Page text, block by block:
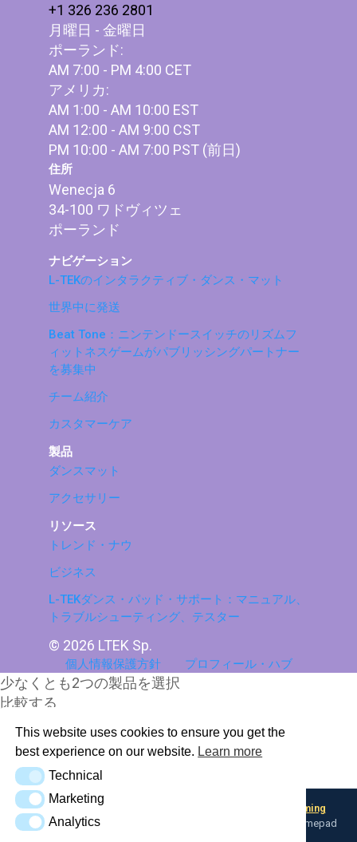
This website uses cookies to ensure you get the
best experience on our website. Learn more
Technical
Technical
Marketing
Marketing
AnalyticsAnalytics
+1 326 236 2801
月曜日 - 金曜日
ポーランド:
AM 7:00 - PM 4:00 CET
アメリカ:
AM 1:00 - AM 10:00 EST
AM 12:00 - AM 9:00 CST
PM 10:00 - AM 7:00 PST (前日)
住所
Wenecja 6
34-100 ワドヴィツェ
ポーランド
ナビゲーション
L-TEKのインタラクティブ・ダンス・マット
世界中に発送
Beat Tone：ニンテンドースイッチのリズムフ
ィットネスゲームがパブリッシングパートナー
を募集中
チーム紹介
カスタマーケア
製品
ダンスマット
アクセサリー
リソース
トレンド・ナウ
ビジネス
L-TEKダンス・パッド・サポート：マニュアル、
トラブルシューティング、テスター
© 2026 LTEK Sp.
個人情報保護方針 プロフィール・ハブ
少なくとも2つの製品を選択
比較する
比較を見る
Looking for input flexibility? Discover
Boulder — L-TEK Gaming
Converter— map any input device to keyboard, mouse, or gamepad